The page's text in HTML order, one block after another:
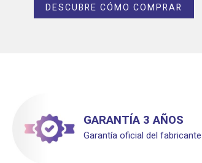
DESCUBRE CÓMO COMPRAR
GARANTÍA 3 AÑOS
Garantía oficial del fabricante